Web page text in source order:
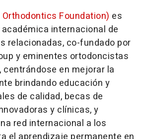
Foundation) es
internacional de
relacionadas, co-fundado por
y eminentes ortodoncistas
centrándose en mejorar la
brindando educación y
de calidad, becas de
y clínicas, y
red internacional a los